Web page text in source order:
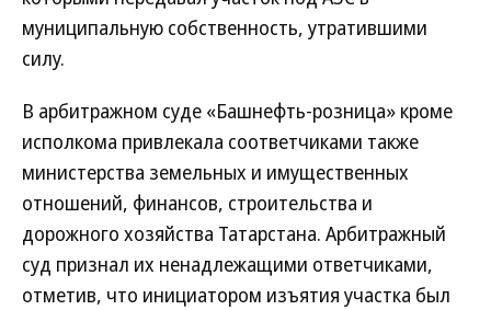
муниципальную собственность, утратившими
силу.
В арбитражном суде «Башнефть-розница» кроме
исполкома привлекала соответчиками также
министерства земельных и имущественных
отношений, финансов, строительства и
дорожного хозяйства Татарстана. Арбитражный
суд признал их ненадлежащими ответчиками,
отметив, что инициатором изъятия участка был